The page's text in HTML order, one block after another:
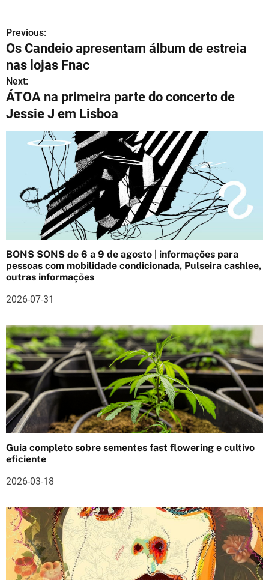
N
a
v
e
g
d
e
t
i
g
o
s
Previous:
Os Candeio apresentam álbum de estreia
nas lojas Fnac
Next:
ÁTOA na primeira parte do concerto de
Jessie J em Lisboa
BONS SONS de 6 a 9 de agosto | informações para
pessoas com mobilidade condicionada, Pulseira cashlee,
outras informações
2026-07-31
Guia completo sobre sementes fast flowering e cultivo
eficiente
2026-03-18